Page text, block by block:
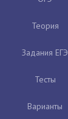
Теория
Задания ЕГЭ
Тесты
Варианты